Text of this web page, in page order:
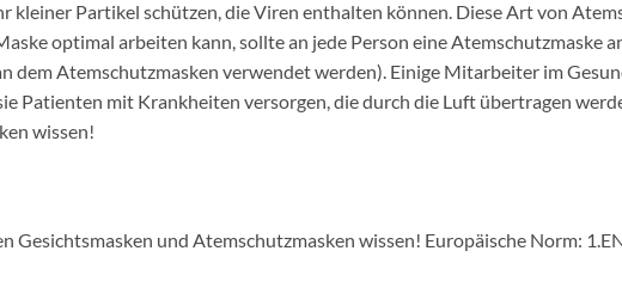
kleiner Partikel schützen, die Viren enthalten können. Diese Art von
optimal arbeiten kann, sollte an jede Person eine Atemschutzmaske
dem Atemschutzmasken verwendet werden). Einige Mitarbeiter im
Patienten mit Krankheiten versorgen, die durch die Luft übertragen
wissen!
Gesichtsmasken und Atemschutzmasken wissen! Europäische Norm: